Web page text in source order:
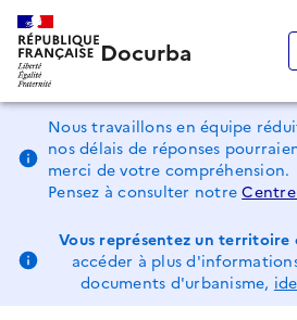
Docurba
Nous travaillons en équipe
nos délais de réponses
merci de votre compréhension.
Pensez à consulter notre
Vous représentez un territoire
accéder à plus
documents d'urbanisme,